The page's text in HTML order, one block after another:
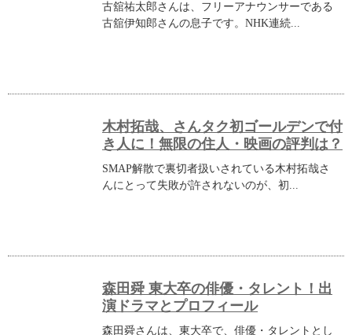
古舘祐太郎さんは、フリーアナウンサーである
古舘伊知郎さんの息子です。NHK連続...
木村拓哉、さんタク初ゴールデンで付
き人に！無限の住人・映画の評判は？
SMAP解散で裏切者扱いされている木村拓哉さ
んにとって失敗が許されないのが、初...
森田舜 東大卒の俳優・タレント！出
演ドラマとプロフィール
森田舜さんは、東大卒で、俳優・タレントとし